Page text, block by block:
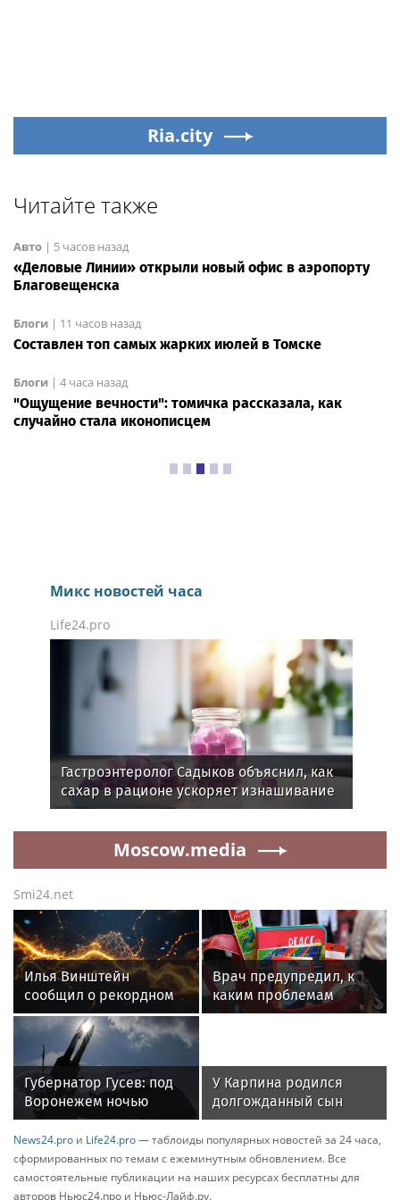
Ria.city
Читайте также
Авто | 5 часов назад
«Деловые Линии» открыли новый офис в аэропорту
Благовещенска
Блоги | 11 часов назад
Составлен топ самых жарких июлей в Томске
Блоги | 4 часа назад
"Ощущение вечности": томичка рассказала, как
случайно стала иконописцем
Микс новостей часа
Life24.pro
Гастроэнтеролог Садыков объяснил, как
сахар в рационе ускоряет изнашивание
тканей
Moscow.media
Smi24.net
Илья Винштейн
сообщил о рекордном
количестве гроз в
Кургане этим летом
Врач предупредил, к
каким проблемам
приведет
Губернатор Гусев: под
Воронежем ночью
уничтожили 57 БПЛА
У Карпина родился
долгожданный сын
News24.pro и Life24.pro— таблоиды популярных новостей за 24 часа,
сформированных по темам с ежеминутным обновлением. Все
самостоятельные публикации на наших ресурсах бесплатны для
авторов Ньюс24.про и Ньюс-Лайф.ру.